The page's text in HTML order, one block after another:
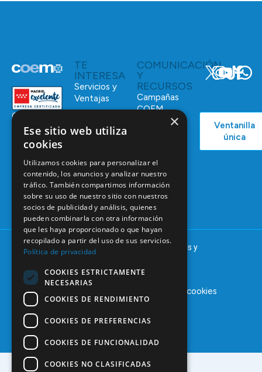
C/ Mauricio
Legendre,
28046
Madrid
91 561 29 05
informacion@coem.org.es
TE
INTERESA
Servicios y
Ventajas
Empleo
Continuada
Tablón de
anuncios
COMUNICACIÓN
Y
RECURSOS
Campañas
COEM
Ventanilla
única
© 2025 – COEM – Colegio Oficial de Odontólogos y
Estomatólogos de la I región
Aviso legal Política de cookies
×
Ese sitio web utiliza
cookies
Utilizamos cookies para personalizar el
contenido, los anuncios y analizar nuestro
tráfico. También compartimos información
sobre su uso de nuestro sitio con nuestros
socios de publicidad y análisis, quienes
pueden combinarla con otra información
que les haya proporcionado o que hayan
recopilado a partir del uso de sus servicios.
Política de privacidad
COOKIES ESTRICTAMENTE
NECESARIAS
COOKIES DE RENDIMIENTO
COOKIES DE PREFERENCIAS
COOKIES DE FUNCIONALIDAD
COOKIES NO CLASIFICADAS